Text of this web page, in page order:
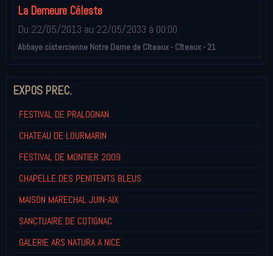
La Demeure Céleste
Du 22/05/2013 au 22/05/2033 à 00:00
Abbaye cistercienne Notre Dame de Cîteaux - Cîteaux - 21
EXPOS PREC.
FESTIVAL DE PRALOGNAN
CHATEAU DE LOURMARIN
FESTIVAL DE MONTIER 2009
CHAPELLE DES PENITENTS BLEUS
MAISON MARECHAL JUIN-AIX
SANCTUAIRE DE COTIGNAC
GALERIE ARS NATURA A NICE